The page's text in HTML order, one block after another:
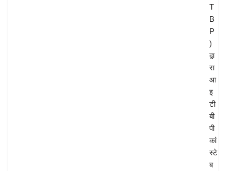
T
B
P
)
द्वा
रा
आ
इ
टी
बी
पी
कां
स्टे
ब